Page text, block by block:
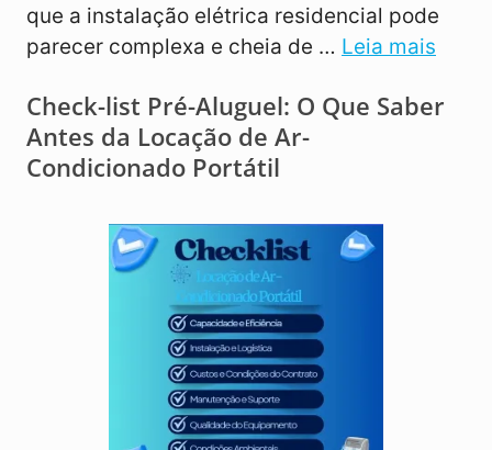
que a instalação elétrica residencial pode
parecer complexa e cheia de … Leia mais
Check-list Pré-Aluguel: O Que Saber
Antes da Locação de Ar-
Condicionado Portátil